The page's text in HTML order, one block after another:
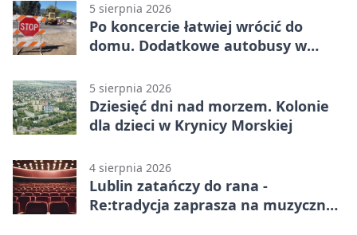
5 sierpnia 2026
Po koncercie łatwiej wrócić do
domu. Dodatkowe autobusy w
5 sierpnia 2026
Dziesięć dni nad morzem. Kolonie
dla dzieci w Krynicy Morskiej
4 sierpnia 2026
Lublin zatańczy do rana -
Re:tradycja zaprasza na muzyczną